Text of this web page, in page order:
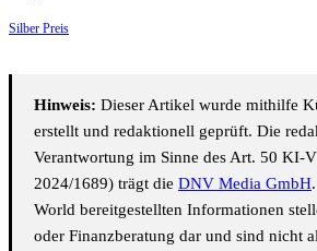
Silber Preis
Hinweis: Dieser Artikel wurde mithilfe
erstellt und redaktionell geprüft. Die
Verantwortung im Sinne des Art. 50 KI-
2024/1689) trägt die DNV Media GmbH
World bereitgestellten Informationen
oder Finanzberatung dar und sind nicht